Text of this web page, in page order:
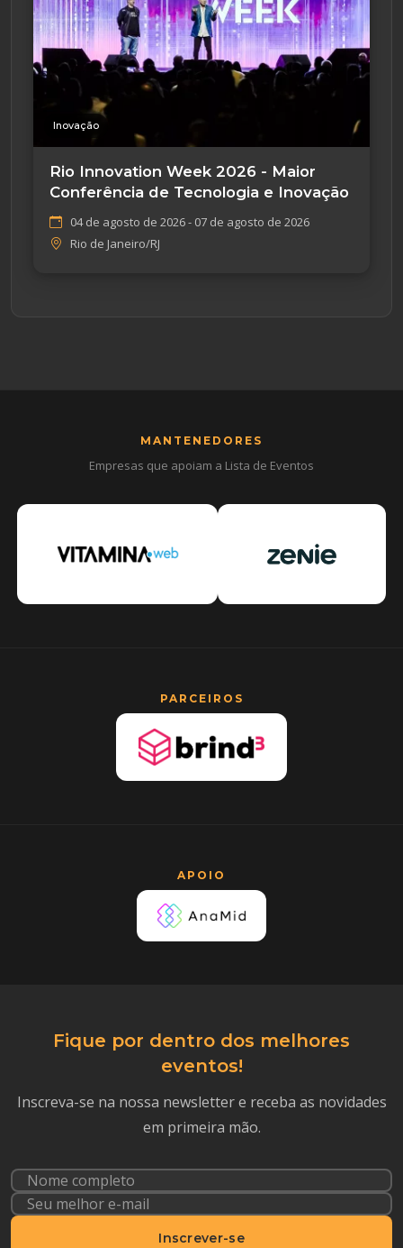
Inovação
Rio Innovation Week 2026 - Maior
Conferência de Tecnologia e Inovação
04 de agosto de 2026 - 07 de agosto de 2026
Rio de Janeiro/RJ
MANTENEDORES
Empresas que apoiam a Lista de Eventos
PARCEIROS
APOIO
Fique por dentro dos melhores
eventos!
Inscreva-se na nossa newsletter e receba as novidades
em primeira mão.
Inscrever-se